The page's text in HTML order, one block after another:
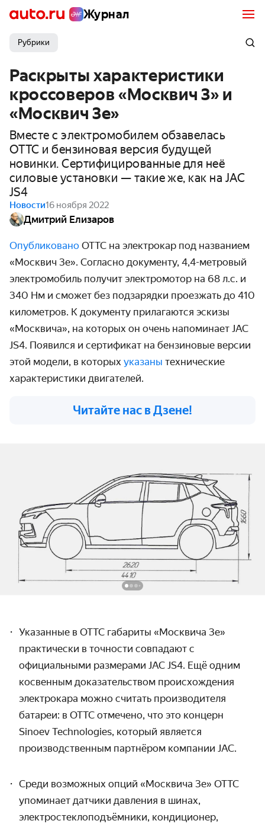
Журнал
Рубрики
Раскрыты характеристики
кроссоверов «Москвич 3» и
«Москвич 3e»
Вместе с электромобилем обзавелась
ОТТС и бензиновая версия будущей
новинки. Сертифицированные для неё
силовые установки — такие же, как на JAC
JS4
Новости16 ноября 2022
Дмитрий Елизаров
Опубликовано ОТТС на электрокар под названием
«Москвич 3e». Согласно документу, 4,4-метровый
электромобиль получит электромотор на 68 л.с. и
340 Нм и сможет без подзарядки проезжать до 410
километров. К документу прилагаются эскизы
«Москвича», на которых он очень напоминает JAC
JS4. Появился и сертификат на бензиновые версии
этой модели, в которых указаны технические
характеристики двигателей.
Читайте нас в Дзене!
Указанные в ОТТС габариты «Москвича 3e»
практически в точности совпадают с
официальными размерами JAC JS4. Ещё одним
косвенным доказательством происхождения
электрокара можно считать производителя
батареи: в ОТТС отмечено, что это концерн
Sinoev Technologies, который является
производственным партнёром компании JAC.
Среди возможных опций «Москвича 3e» ОТТС
упоминает датчики давления в шинах,
электростеклоподъёмники, кондиционер,